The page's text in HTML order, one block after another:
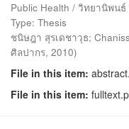
Public Health / วิทยานิพน
Type: Thesis
ชนิษฎา สุรเดชาวุธ;
ศิลปากร, 2010)
File in this item:
File in this item: